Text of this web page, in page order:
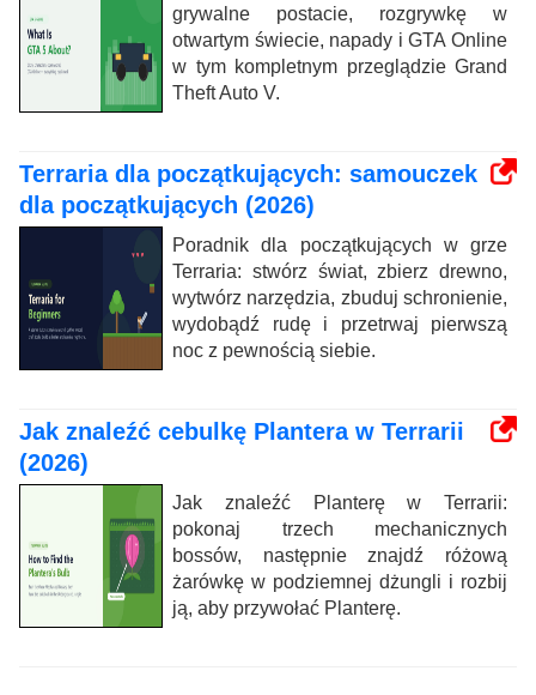
grywalne postacie, rozgrywkę w
otwartym świecie, napady i GTA Online
w tym kompletnym przeglądzie Grand
Theft Auto V.
Terraria dla początkujących: samouczek
dla początkujących (2026)
Poradnik dla początkujących w grze
Terraria: stwórz świat, zbierz drewno,
wytwórz narzędzia, zbuduj schronienie,
wydobądź rudę i przetrwaj pierwszą
noc z pewnością siebie.
Jak znaleźć cebulkę Plantera w Terrarii
(2026)
Jak znaleźć Planterę w Terrarii:
pokonaj trzech mechanicznych
bossów, następnie znajdź różową
żarówkę w podziemnej dżungli i rozbij
ją, aby przywołać Planterę.